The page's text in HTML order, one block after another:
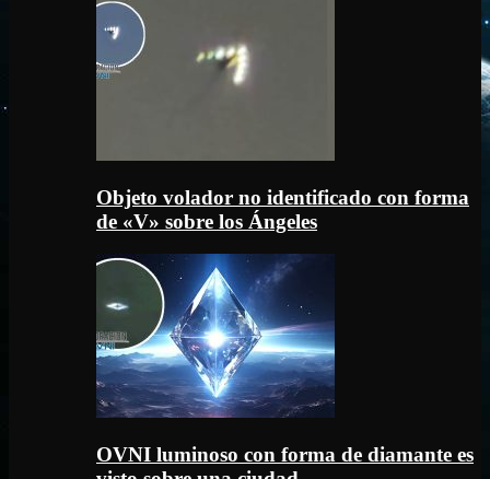
Objeto volador no identificado con forma
de «V» sobre los Ángeles
OVNI luminoso con forma de diamante es